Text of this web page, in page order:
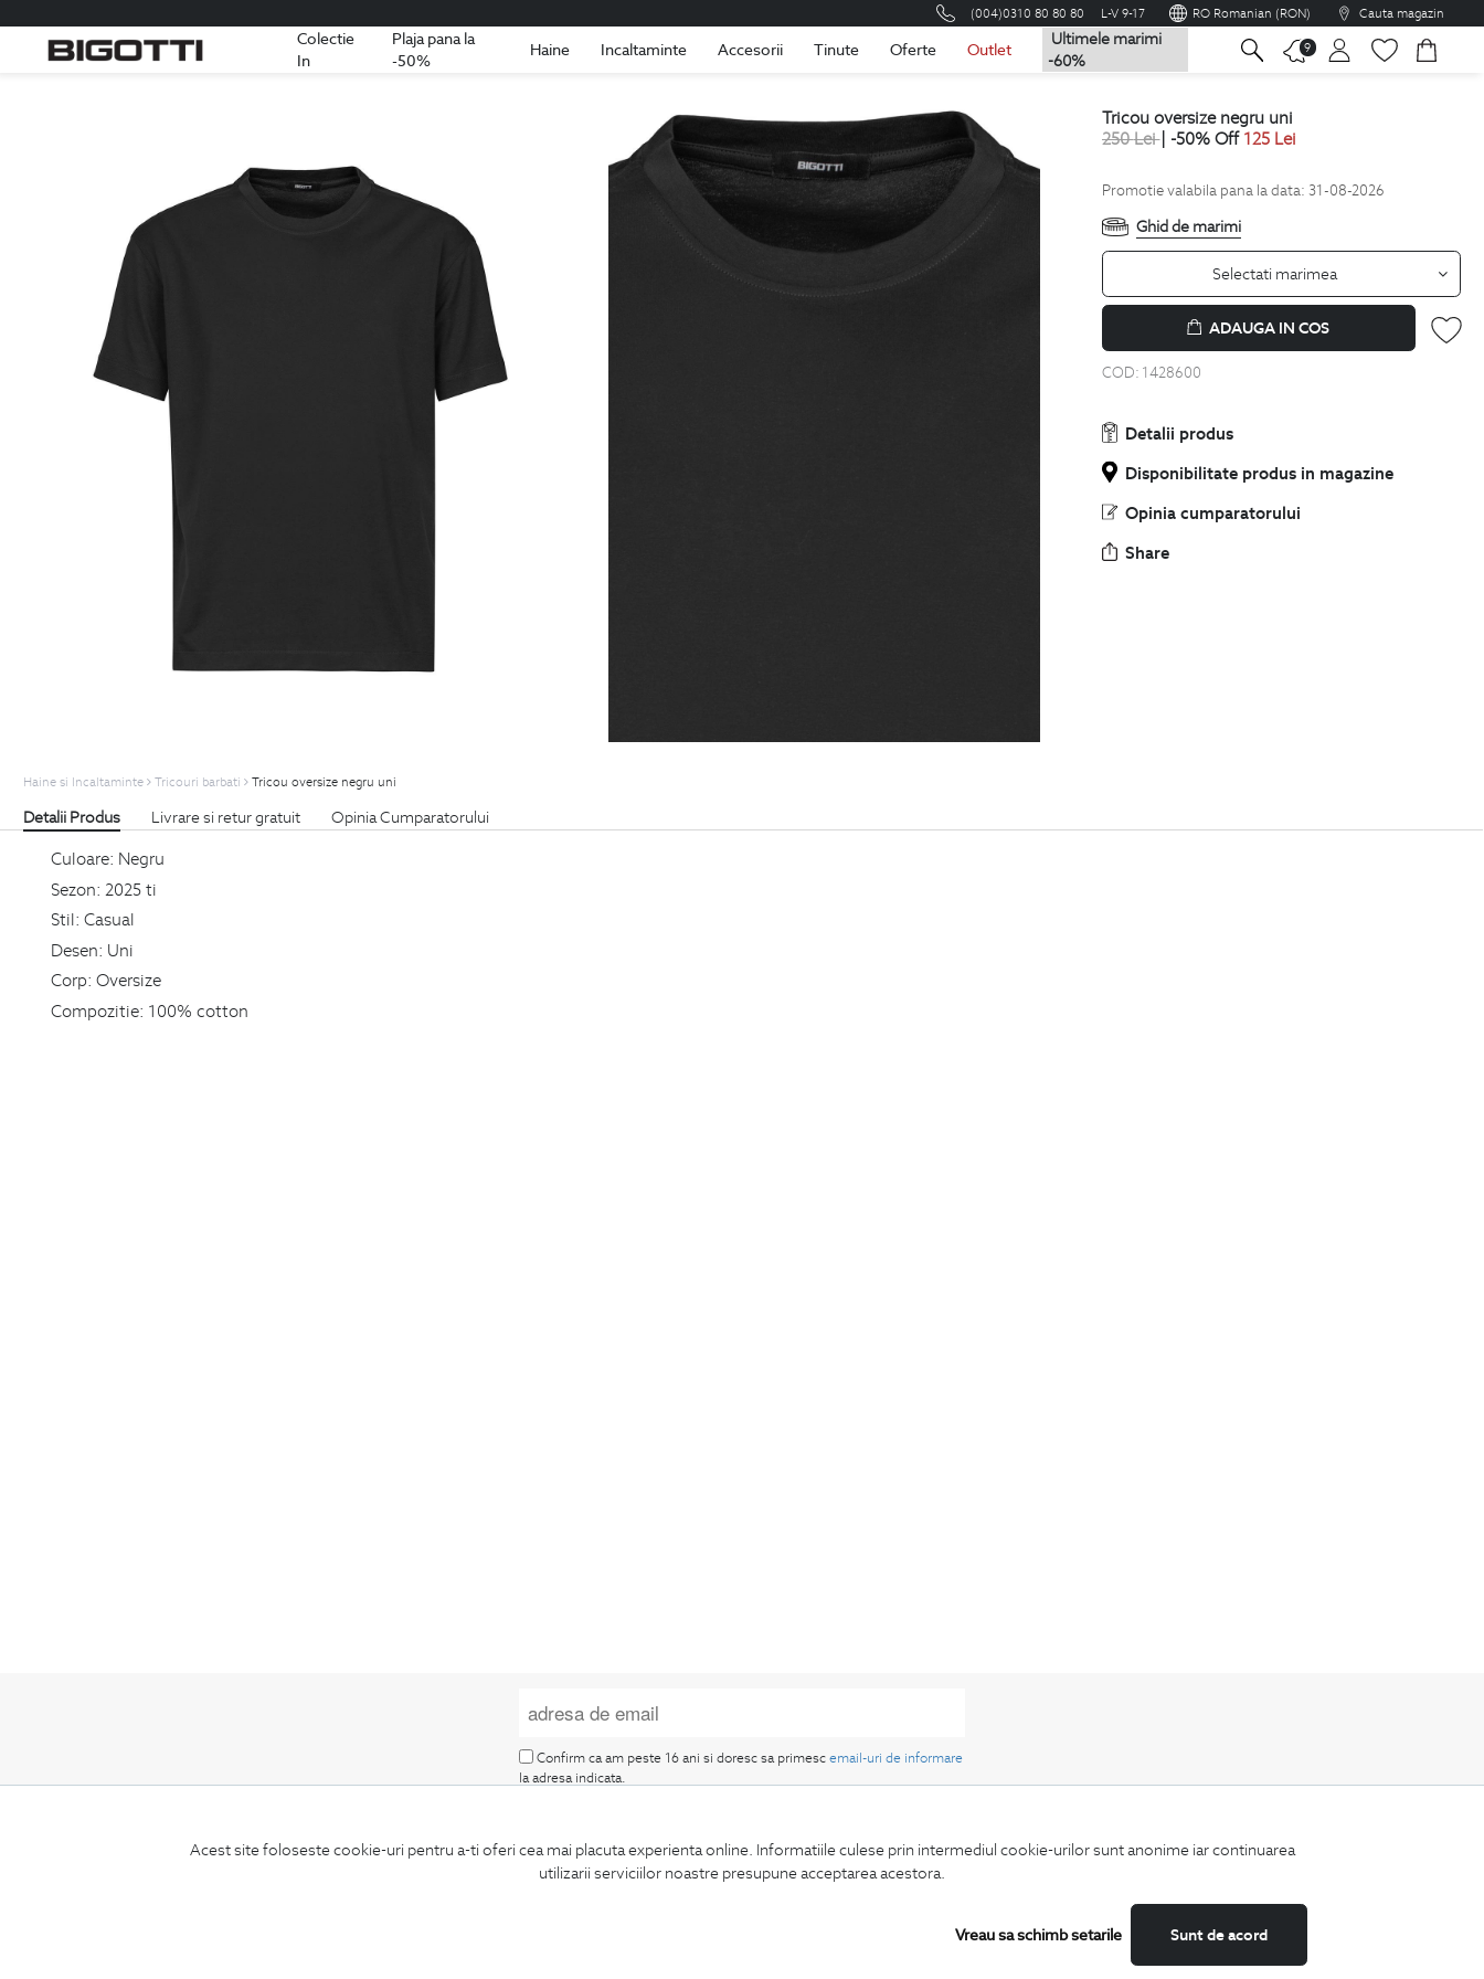
Acest site foloseste cookie-uri pentru a-ti oferi cea mai placuta experienta online. Informatiile culese prin intermediul cookie-urilor sunt anonime iar continuarea
utilizarii serviciilor noastre presupune acceptarea acestora.
Sunt de acord
Vreau sa schimb setarile
(004)0310 80 80 80 L-V 9-17 RO Romanian (RON) Cauta magazin
Colectie
In
Plaja pana la
-50%
Haine Incaltaminte Accesorii Tinute Oferte Outlet
Ultimele marimi
-60%
9
Romania Romana
tricou oversize negru uni
250Lei| -50% Off 125 Lei
Promotie valabila pana la data: 31-08-2026
Ghid de marimi
Selectati marimea
ADAUGA IN COS
COD: 1428600
Detalii produs
Disponibilitate produs in magazine
Opinia cumparatorului
Share
Haine si Incaltaminte Tricouri barbati Tricou oversize negru uni
Detalii Produs Livrare si retur gratuit Opinia Cumparatorului
Culoare: Negru
Sezon: 2025 ti
Stil: Casual
Desen: Uni
Corp: Oversize
Compozitie: 100% cotton
LA NEWSLETTER
Confirm ca am peste 16 ani si doresc sa primescemail-uri de informare
la adresa indicata.